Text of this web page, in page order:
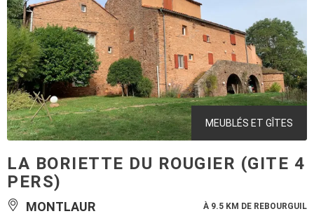
MEUBLÉS ET GÎTES
LA BORIETTE DU ROUGIER (GITE 4
PERS)
MONTLAUR À 9.5 KM DE REBOURGUIL